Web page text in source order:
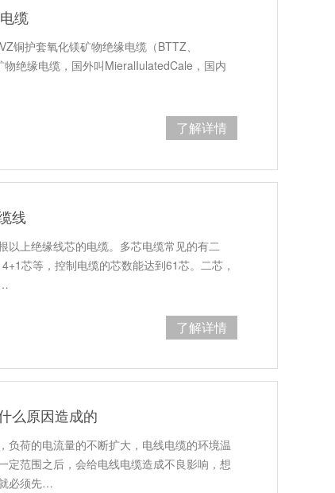
缆
铜护套氧化镁矿物绝缘电缆（BTTZ、
绝缘电缆，国外叫MieralIulatedCale，国内
了解详情
线
以上绝缘线芯的电缆。多芯电缆常见的有二
芯等，控制电缆的芯数能达到61芯。二芯，
了解详情
么原因造成的
负荷的电流量的不断扩大，电线电缆的环境温
定范围之后，会给电线电缆造成不良影响，想
必须先…